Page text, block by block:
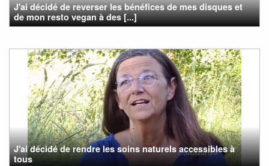
J'ai décidé de reverser les bénéfices de mes disques et
de mon resto vegan à des [...]
J'ai décidé de rendre les soins naturels accessibles à
tous